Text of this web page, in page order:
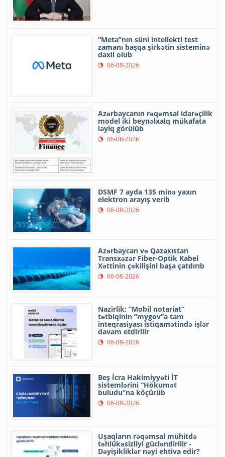
“Meta”nın süni intellekti test
zamanı başqa şirkətin sisteminə
daxil olub
06-08-2026
Azərbaycanın rəqəmsal idarəçilik
model iki beynəlxalq mükafata
layiq görülüb
06-08-2026
DSMF 7 ayda 135 minə yaxın
elektron arayış verib
06-08-2026
Azərbaycan və Qazaxıstan
Transxəzər Fiber-Optik Kabel
Xəttinin çəkilişini başa çatdırıb
06-08-2026
Nazirlik: “Mobil notariat”
tətbiqinin “mygov”a tam
inteqrasiyası istiqamətində işlər
davam etdirilir
06-08-2026
Beş İcra Hakimiyyəti İT
sistemlərini “Hökumət
buludu”na köçürüb
06-08-2026
Uşaqların rəqəmsal mühitdə
təhlükəsizliyi gücləndirilir -
Dəyişikliklər nəyi ehtiva edir?